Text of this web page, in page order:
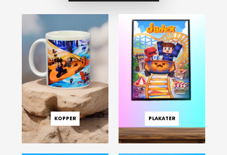
KOPPER PLAKATER